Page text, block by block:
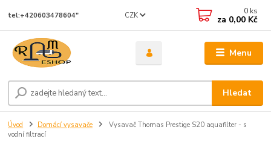
Menu
CZK
Hledat
tel:+420603478604" 0 ks
za 0,00 Kč
Úvod Domácí vysavače
Vysavač Thomas Prestige S20 aquafilter - s
vodní filtrací